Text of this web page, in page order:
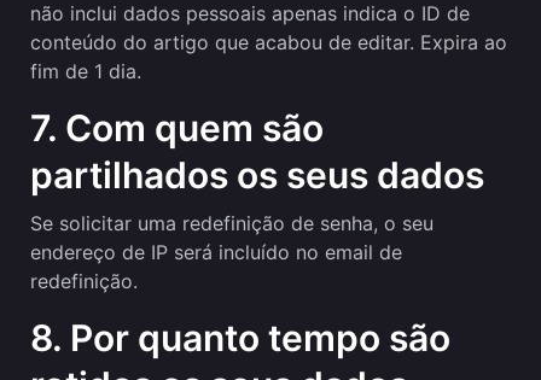
não inclui dados pessoais apenas indica o ID de
conteúdo do artigo que acabou de editar. Expira ao
fim de 1 dia.
7. Com quem são
partilhados os seus dados
Se solicitar uma redefinição de senha, o seu
endereço de IP será incluído no email de
redefinição.
8. Por quanto tempo são